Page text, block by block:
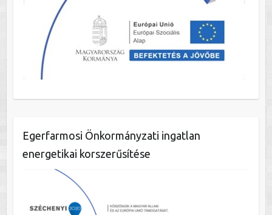
Egerfarmosi Önkormányzati ingatlan
energetikai korszerűsítése